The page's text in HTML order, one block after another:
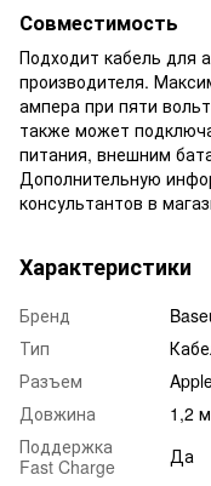
Совместимость
Подходит кабель для
производителя.
ампера при пяти
также может
питания, внешним
Дополнительную
консультантов в
Характеристики
Бренд
Тип
Разъем
Довжина
1,2
Поддержка
Fast Charge
Да